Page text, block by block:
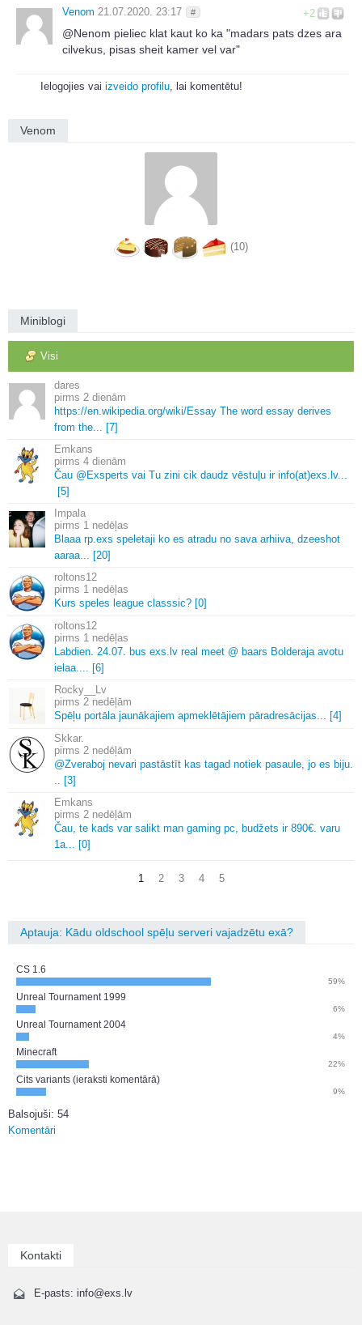
+2
Venom 21.07.2020. 23:17 #
@Nenom pieliec klat kaut ko ka "madars pats dzes ara
cilvekus, pisas sheit kamer vel var"
Ielogojies vai izveido profilu, lai komentētu!
Venom
(10)
Miniblogi
Visi
dares
2 dienām
https://en.wikipedia.org/wiki/Essay The word essay derives
from the... [7]
Emkans
4 dienām
Čau @Exsperts vai Tu zini cik daudz vēstuļu ir info(at)exs. lv...
[5]
Impala
1 nedēļas
Blaaa rp.exs speletaji ko es atradu no sava arhiiva, dzeeshot
aaraa... [20]
roltons12
1 nedēļas
Kurs speles league classsic? [0]
roltons12
1 nedēļas
Labdien. 24.07. bus exs. lv real meet @ baars Bolderaja avotu
ielaa.... [6]
Rocky__Lv
2 nedēļām
Spēļu portāla jaunākajiem apmeklētājiem pāradresācijas... [4]
Skkar.
2 nedēļām
@Zveraboj nevari pastāstīt kas tagad notiek pasaule, jo es biju.
.. [3]
Emkans
2 nedēļām
Čau, te kads var salikt man gaming pc, budžets ir 890€. varu
1a... [0]
1 2 3 4 5
Aptauja: Kādu oldschool spēļu serveri vajadzētu exā?
CS 1.6
59%
Unreal Tournament 1999
6%
Unreal Tournament 2004
4%
Minecraft
22%
Cits variants (ieraksti komentārā)
9%
Balsojuši: 54
Komentāri
Kontakti
E-pasts: info@exs.lv